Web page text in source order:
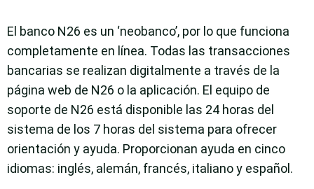
El banco N26 es un ‘neobanco’, por lo que funciona
completamente en línea. Todas las transacciones
bancarias se realizan digitalmente a través de la
página web de N26 o la aplicación. El equipo de
soporte de N26 está disponible las 24 horas del
sistema de los 7 horas del sistema para ofrecer
orientación y ayuda. Proporcionan ayuda en cinco
idiomas: inglés, alemán, francés, italiano y español.